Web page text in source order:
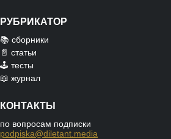
РУБРИКАТОР
📚 сборники
📄 статьи
🕹️ тесты
📖 журнал
КОНТАКТЫ
по вопросам подписки
podpiska@diletant.media